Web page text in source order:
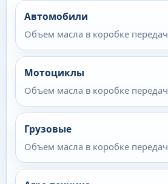
Автомобили
Объем масла в коробке передач
Мотоциклы
Объем масла в коробке передач
Грузовые
Объем масла в коробке передач